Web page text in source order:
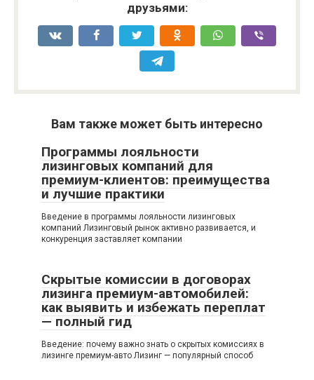
друзьями:
Вам также может быть интересно
Программы лояльности
лизинговых компаний для
премиум-клиентов: преимущества
и лучшие практики
Введение в программы лояльности лизинговых
компаний Лизинговый рынок активно развивается, и
конкуренция заставляет компании
Скрытые комиссии в договорах
лизинга премиум-автомобилей:
как выявить и избежать переплат
— полный гид
Введение: почему важно знать о скрытых комиссиях в
лизинге премиум-авто Лизинг — популярный способ